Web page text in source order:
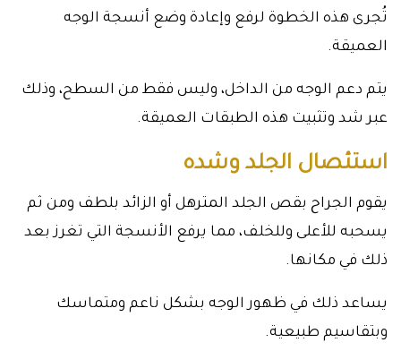
تُجرى هذه الخطوة لرفع وإعادة وضع أنسجة الوجه
العميقة.
يتم دعم الوجه من الداخل، وليس فقط من السطح، وذلك
عبر شد وتثبيت هذه الطبقات العميقة.
استئصال الجلد وشده
يقوم الجراح بقص الجلد المترهل أو الزائد بلطف ومن ثم
يسحبه للأعلى وللخلف، مما يرفع الأنسجة التي تغرز بعد
ذلك في مكانها.
يساعد ذلك في ظهور الوجه بشكل ناعم ومتماسك
وبتقاسيم طبيعية.